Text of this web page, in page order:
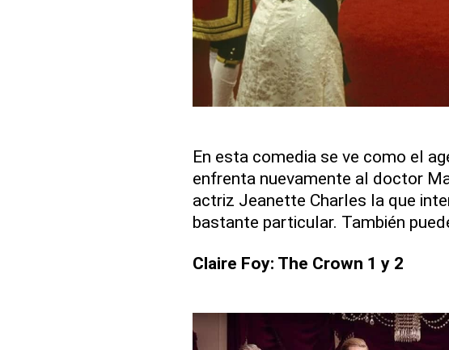
En esta comedia se ve como el
enfrenta nuevamente al doctor
actriz Jeanette Charles la que
bastante particular. También
Claire Foy: The Crown 1 y 2